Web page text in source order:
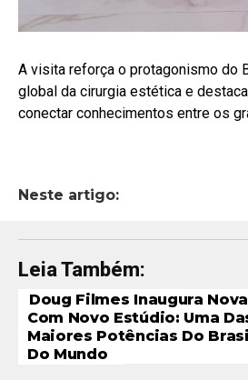
A visita reforça o protagonismo do
global da cirurgia estética e
conectar conhecimentos entre os
Neste artigo:
Leia Também:
Doug Filmes Inaugura
Com Novo Estúdio: Uma
Maiores Potências Do
Do Mundo